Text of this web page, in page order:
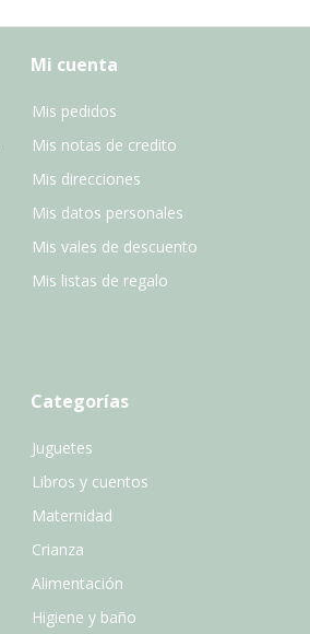
Mi cuenta
Mis pedidos
Mis notas de credito
Mis direcciones
Mis datos personales
Mis vales de descuento
Mis listas de regalo
Categorías
Juguetes
Libros y cuentos
Maternidad
Crianza
Alimentación
Higiene y baño